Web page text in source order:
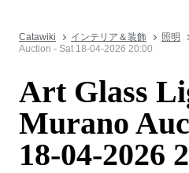
Catawiki インテリア＆装飾 照明
Auction - Sat 18-04-2026 20:00
Art Glass
Murano
18-04-2026